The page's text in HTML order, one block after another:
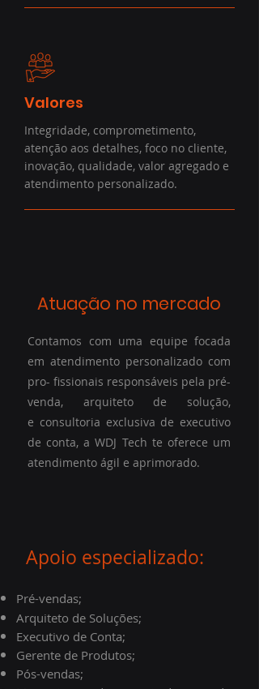
Valores
Integridade, comprometimento,
atenção aos detalhes, foco no cliente,
inovação, qualidade, valor agregado e
atendimento personalizado.
Atuação no mercado
Contamos com uma equipe focada
em atendimento personalizado com
pro- fissionais responsáveis pela pré-
venda, arquiteto de solução,
e consultoria exclusiva de executivo
de conta, a WDJ Tech te oferece um
atendimento ágil e aprimorado.
Apoio especializado:
Pré-vendas;
Arquiteto de Soluções;
Executivo de Conta;
Gerente de Produtos;
Pós-vendas;